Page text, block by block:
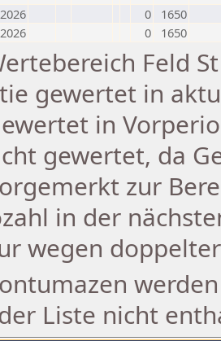
0
1650
0 1650
Feld
gewertet in
in
gewertet, da
zur
in der
wegen
Liste nicht